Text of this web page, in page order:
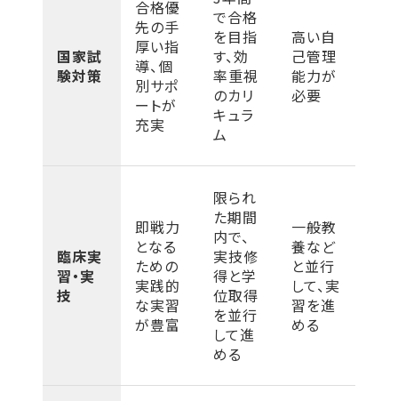
国家試
験対策
合格優
先の手
厚い指
導、個
別サポ
ートが
充実
で合格
を目指
す、効
率重視
のカリ
キュラ
ム
高い自
己管理
能力が
必要
臨床実
習・実
技
即戦力
となる
ための
実践的
な実習
が豊富
限られ
た期間
内で、
実技修
得と学
位取得
を並行
して進
める
一般教
養など
と並行
して、実
習を進
める